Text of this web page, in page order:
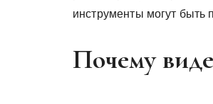
инструменты могут быть
Почему